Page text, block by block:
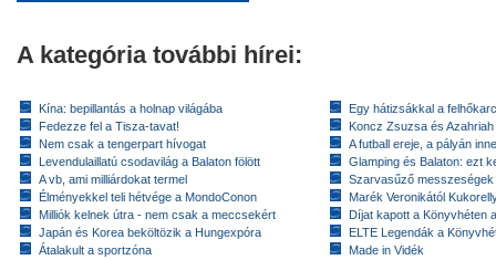
A kategória további hírei:
Kína: bepillantás a holnap világába
Fedezze fel a Tisza-tavat!
Nem csak a tengerpart hívogat
Levendulaillatú csodavilág a Balaton fölött
A vb, ami milliárdokat termel
Élményekkel teli hétvége a MondoConon
Milliók kelnek útra - nem csak a meccsekért
Japán és Korea beköltözik a Hungexpóra
Átalakult a sportzóna
Egy hátizsákkal a
Koncz Zsuzsa és
A futball ereje, a pályán
Glamping és Balaton: ezt
Szarvasűző messzeségek
Marék Veronikától
Díjat kapott a Könyvhéten
ELTE Legendák a
Made in Vidék